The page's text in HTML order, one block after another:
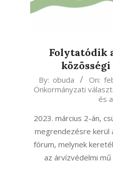
Folytatódik
2023-
02-
By: obuda On:
Önkormányzati
és
2023. március 2-án,
megrendezésre kerül
fórum, melynek
az árvízvédelmi